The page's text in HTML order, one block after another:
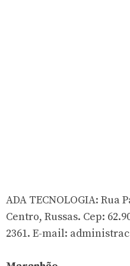
ADA TECNOLOGIA: Rua
Centro, Russas. Cep:
2361. E-mail: